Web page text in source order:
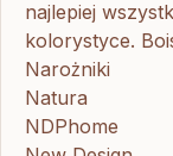
najlepiej
kolorystyce.
Narożniki
Natura
NDPhome